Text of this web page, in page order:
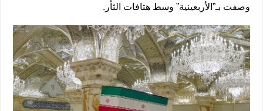
وصفت بـ”الأربعينية” وسط هتافات الثأر.